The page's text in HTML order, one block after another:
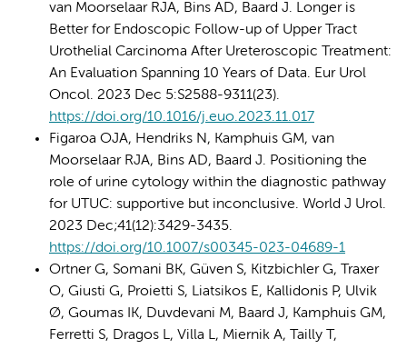
van Moorselaar RJA, Bins AD, Baard J. Longer is
Better for Endoscopic Follow-up of Upper Tract
Urothelial Carcinoma After Ureteroscopic Treatment:
An Evaluation Spanning 10 Years of Data. Eur Urol
Oncol. 2023 Dec 5:S2588-9311(23).
https://doi.org/10.1016/j.euo.2023.11.017
Figaroa OJA, Hendriks N, Kamphuis GM, van
Moorselaar RJA, Bins AD, Baard J. Positioning the
role of urine cytology within the diagnostic pathway
for UTUC: supportive but inconclusive. World J Urol.
2023 Dec;41(12):3429-3435.
https://doi.org/10.1007/s00345-023-04689-1
Ortner G, Somani BK, Güven S, Kitzbichler G, Traxer
O, Giusti G, Proietti S, Liatsikos E, Kallidonis P, Ulvik
Ø, Goumas IK, Duvdevani M, Baard J, Kamphuis GM,
Ferretti S, Dragos L, Villa L, Miernik A, Tailly T,